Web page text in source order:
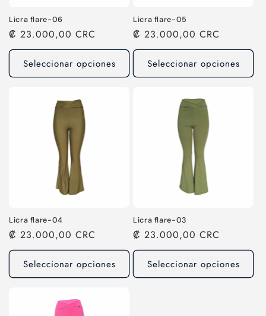
Licra flare-06
Precio
habitual
₡ 23.000,00 CRC
Seleccionar opciones
Licra flare-05
Precio
habitual
₡ 23.000,00 CRC
Seleccionar opciones
Licra flare-04
Precio
habitual
₡ 23.000,00 CRC
Seleccionar opciones
Licra flare-03
Precio
habitual
₡ 23.000,00 CRC
Seleccionar opciones